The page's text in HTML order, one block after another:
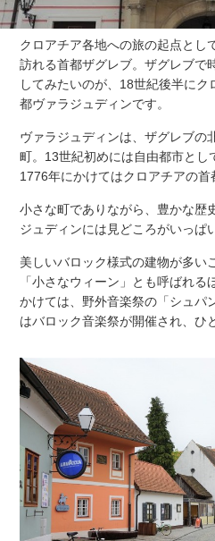
クロアチア各地への旅の起点とし
訪れる首都ザグレブ。ザグレブで
してみたいのが、18世紀後半に
都ヴァラジュディンです。
ヴァラジュディンは、ザグレブの
町。13世紀初めには自由都市とし
1776年にかけてはクロアチアの首
小さな町でありながら、豊かな歴
ジュディンには見どころがいっぱ
美しいバロック様式の建物が多い
「小さなウィーン」とも呼ばれ
かけては、野外音楽祭の「シュパ
はバロック音楽祭が開催され、ひ